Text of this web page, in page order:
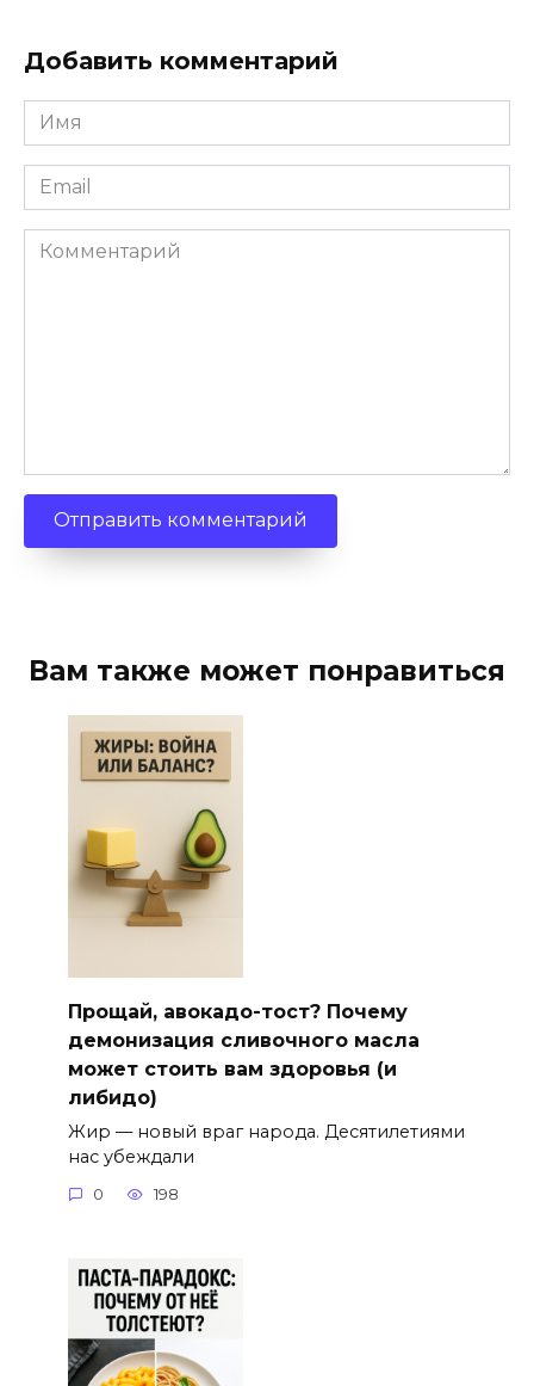
Добавить комментарий
Имя
*
Email
*
Комментарий
Вам также может понравиться
Прощай, авокадо-тост? Почему
демонизация сливочного масла
может стоить вам здоровья (и
либидо)
Жир — новый враг народа. Десятилетиями
нас убеждали
0 198